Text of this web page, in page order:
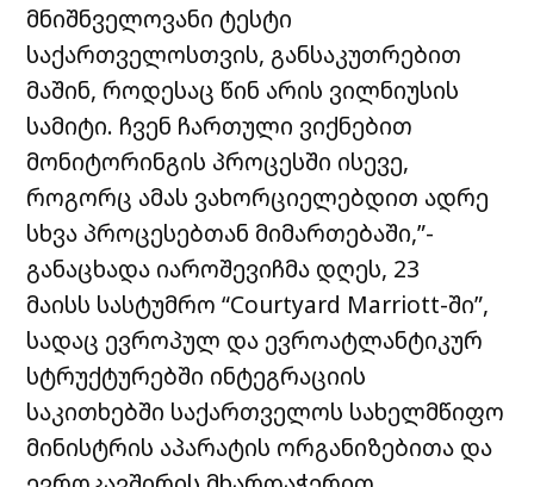
მნიშნველოვანი ტესტი
საქართველოსთვის, განსაკუთრებით
მაშინ, როდესაც წინ არის ვილნიუსის
სამიტი. ჩვენ ჩართული ვიქნებით
მონიტორინგის პროცესში ისევე,
როგორც ამას ვახორციელებდით ადრე
სხვა პროცესებთან მიმართებაში,”-
განაცხადა იაროშევიჩმა დღეს, 23
მაისს სასტუმრო “Courtyard Marriott-ში”,
სადაც ევროპულ და ევროატლანტიკურ
სტრუქტურებში ინტეგრაციის
საკითხებში საქართველოს სახელმწიფო
მინისტრის აპარატის ორგანიზებითა და